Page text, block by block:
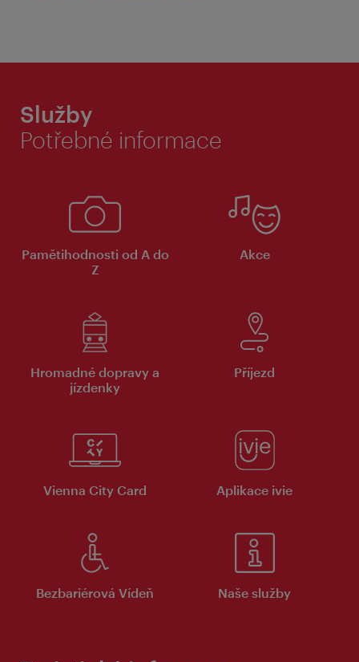
Služby
Potřebné informace
Pamětihodnosti od A do
Z
Akce
Hromadné dopravy a
jízdenky
Příjezd
Vienna City Card Aplikace ivie
Bezbariérová Vídeň Naše služby